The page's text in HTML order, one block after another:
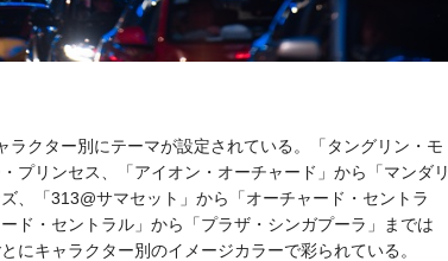
クター別にテーマが設定されている。「タングリン・モ
プリンセス、「アイオン・オーチャード」から「マンダリ
、「313@サマセット」から「オーチャード・セントラ
ド・セントラル」から「プラザ・シンガプーラ」までは
にキャラクター別のイメージカラーで彩られている。